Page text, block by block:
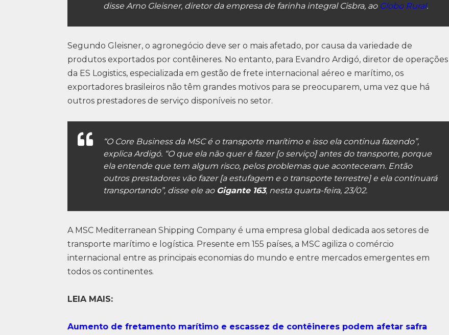
disse Arno Gleisner, diretor da empresa de farinha integral Cisbra, ao Globo Rural.
Segundo Gleisner, o agronegócio deve ser o mais afetado, por causa da variedade de
produtos exportados por contêineres. No entanto, para Evandro Ardigó, diretor de operações
da ES Logistics, especializada em gestão de frete internacional aéreo e marítimo, os
exportadores brasileiros não têm grandes motivos para se preocuparem, uma vez que há
outros prestadores de serviço disponíveis no setor.
“O Core Business da MSC é o transporte marítimo e isso ela continua fazendo”,
explica Ardigó. “O que ela não quer é fazer [o serviço] antes do transporte, porque
ela entende que tem algum risco, pelos problemas que aconteceram. Então
outros prestadores vão fazer [a estufagem e o transporte terrestre] e ela continuará
transportando”, disse ele ao Gigante 163, nesta quarta-feira, 23/02.
A MSC Mediterranean Shipping Company é uma empresa global dedicada aos setores de
transporte marítimo e logística. Presente em 155 países, a MSC agiliza o comércio
internacional entre as principais economias do mundo e entre mercados emergentes em
todos os continentes.
LEIA MAIS:
Aumento de fretamento marítimo e escassez de contêineres podem afetar safra